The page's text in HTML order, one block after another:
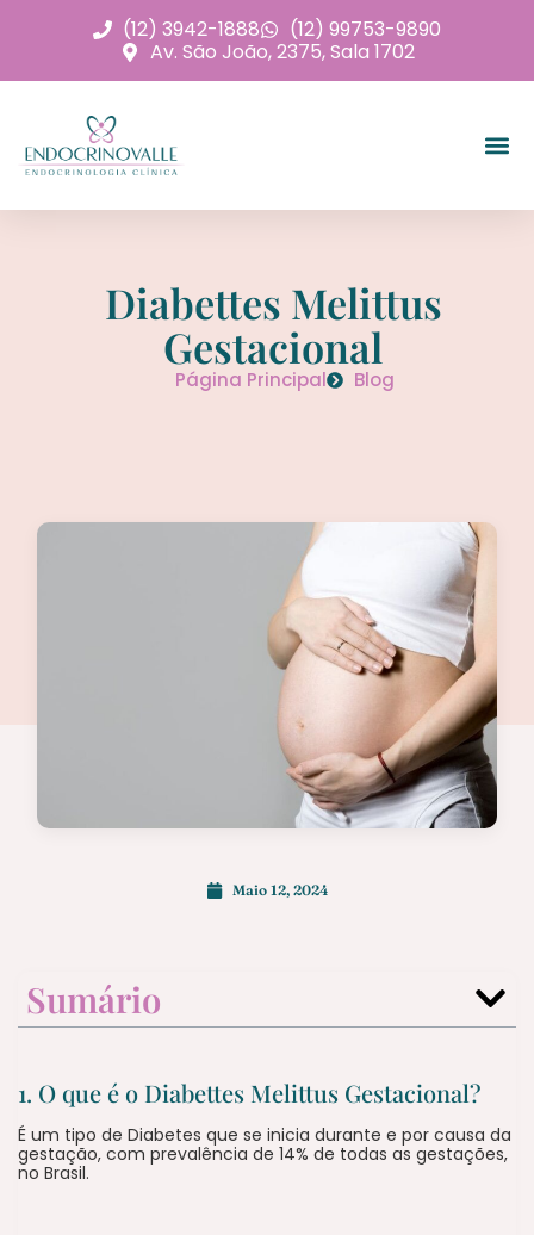
(12) 3942-1888
(12) 99753-9890
Av. São João, 2375, Sala 1702
Diabettes Melittus
Gestacional
Página Principal Blog
Maio 12, 2024
Sumário
1. O que é o Diabettes Melittus Gestacional?
É um tipo de Diabetes que se inicia durante e por causa da
gestação, com prevalência de 14% de todas as gestações,
no Brasil.